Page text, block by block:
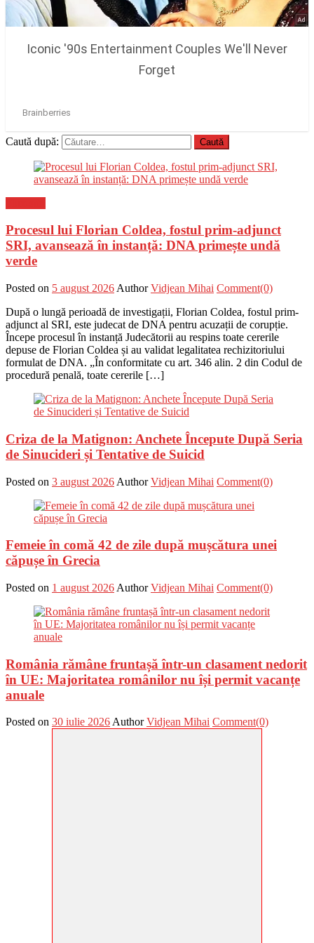
Caută după:
Procesul lui Florian Coldea, fostul prim-adjunct
SRI, avansează în instanță: DNA primește undă
verde
Posted on 5 august 2026 Author Vidjean Mihai Comment(0)
După o lungă perioadă de investigații, Florian Coldea, fostul prim-
adjunct al SRI, este judecat de DNA pentru acuzații de corupție.
Începe procesul în instanță Judecătorii au respins toate cererile
depuse de Florian Coldea și au validat legalitatea rechizitoriului
formulat de DNA. „În conformitate cu art. 346 alin. 2 din Codul de
procedură penală, toate cererile […]
Criza de la Matignon: Anchete Începute După Seria
de Sinucideri și Tentative de Suicid
Posted on 3 august 2026 Author Vidjean Mihai Comment(0)
Femeie în comă 42 de zile după mușcătura unei
căpușe în Grecia
Posted on 1 august 2026 Author Vidjean Mihai Comment(0)
România rămâne fruntașă într-un clasament nedorit
în UE: Majoritatea românilor nu își permit vacanțe
anuale
Posted on 30 iulie 2026 Author Vidjean Mihai Comment(0)